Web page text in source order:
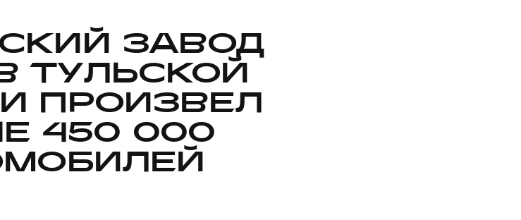
ЗАВОД
В ТУЛЬСКОЙ
ПРОИЗВЕЛ
450 000